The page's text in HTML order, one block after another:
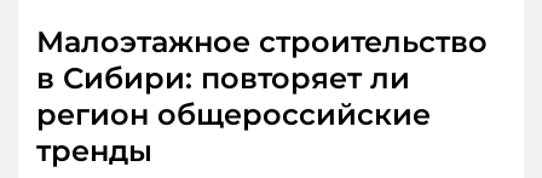
Малоэтажное строительство
в Сибири: повторяет ли
регион общероссийские
тренды